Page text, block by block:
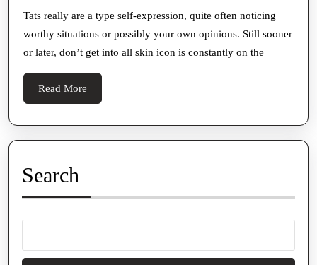
In
Totally
Started
In
Skin
Tats really are a type self-expression, quite often noticing
worthy situations or possibly your own opinions. Still sooner
or later, don’t get into all skin icon is constantly on the
Read More
More
Search